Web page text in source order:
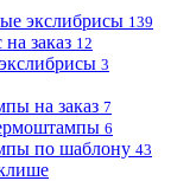
экслибрисы 139
заказ 12
3
на заказ 7
6
по шаблону 43